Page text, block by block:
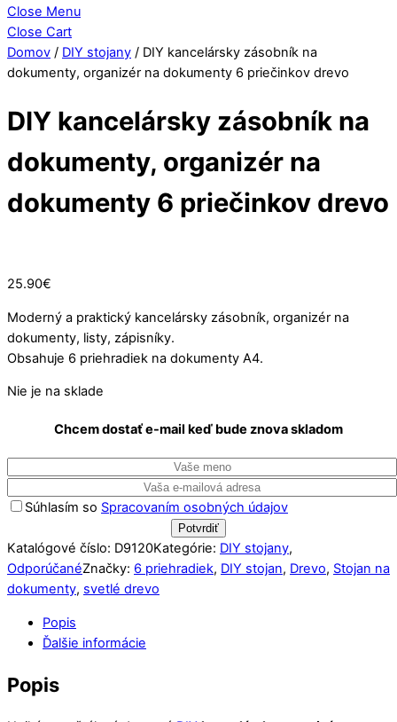
Close Menu
Close Cart
Domov / DIY stojany / DIY kancelársky zásobník na
dokumenty, organizér na dokumenty 6 priečinkov drevo
DIY kancelársky zásobník na
dokumenty, organizér na
dokumenty 6 priečinkov drevo
25.90€
Moderný a praktický kancelársky zásobník, organizér na
dokumenty, listy, zápisníky.
Obsahuje 6 priehradiek na dokumenty A4.
Nie je na sklade
Chcem dostať e-mail keď bude znova skladom
Súhlasím so Spracovaním osobných údajov
Katalógové číslo: D9120Kategórie: DIY stojany,
OdporúčanéZnačky: 6 priehradiek, DIY stojan, Drevo, Stojan na
dokumenty, svetlé drevo
Popis
Ďalšie informácie
Popis